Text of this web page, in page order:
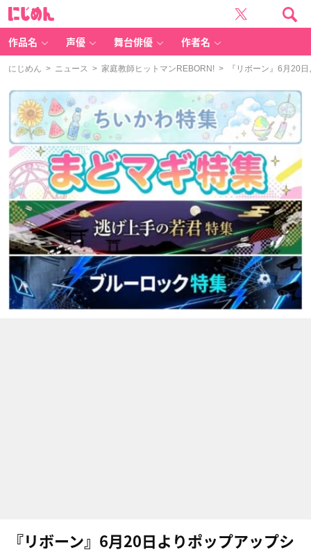
作品名 声優 舞台俳優 作者名
にじめん > ニュース > 家庭教師ヒットマンREBORN! > 『リボーン』6月20日
『リボーン』6月20日よりポップアップシ